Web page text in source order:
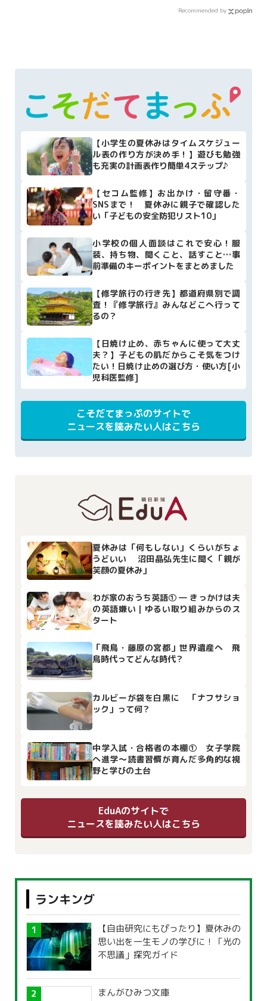
Recommended by
【小学生の夏休みはタイムスケジュー
ル表の作り方が決め手！】遊びも勉強
も充実の計画表作り簡単4ステップ♪
【セコム監修】お出かけ・留守番・
SNSまで！ 夏休みに親子で確認した
い「子どもの安全防犯リスト10」
小学校の個人面談はこれで安心！服
装、持ち物、聞くこと、話すこと…事
前準備のキーポイントをまとめました
【修学旅行の行き先】都道府県別で調
査！『修学旅行』みんなどこへ行って
るの？
【日焼け止め、赤ちゃんに使って大丈
夫？】子どもの肌だからこそ気をつけ
たい！日焼け止めの選び方・使い方[小
児科医監修]
こそだてまっぷのサイトで
ニュースを読みたい人はこちら
夏休みは「何もしない」くらいがちょ
うどいい 沼田晶弘先生に聞く「親が
笑顔の夏休み」
わが家のおうち英語① ― きっかけは夫
の英語嫌い｜ゆるい取り組みからのス
タート
「飛鳥・藤原の宮都」世界遺産へ 飛
鳥時代ってどんな時代？
カルビーが袋を白黒に 「ナフサショ
ック」って何？
中学入試・合格者の本棚① 女子学院
へ進学～読書習慣が育んだ多角的な視
野と学びの土台
EduAのサイトで
ニュースを読みたい人はこちら
ランキング
【自由研究にもぴったり】夏休みの
思い出を一生モノの学びに！「光の
不思議」探究ガイド
まんがひみつ文庫